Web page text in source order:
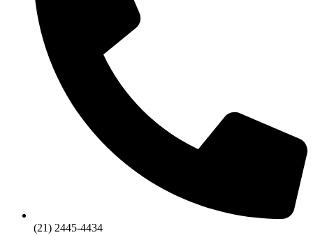
(21) 2445-4434